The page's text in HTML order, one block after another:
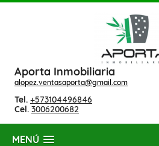
Aporta Inmobiliaria
alopez.ventasaporta@gmail.com
Tel. +573104496846
Cel. 3006200682
MENÚ